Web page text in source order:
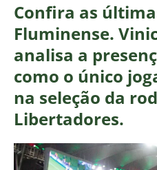
Confira as
Fluminense.
analisa a
como o único
na seleção da
Libertadores.